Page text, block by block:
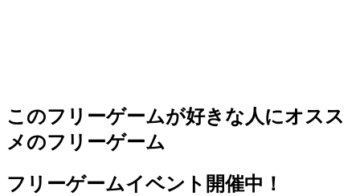
このフリーゲームが好きな人にオスス
メのフリーゲーム
フリーゲームイベント開催中！